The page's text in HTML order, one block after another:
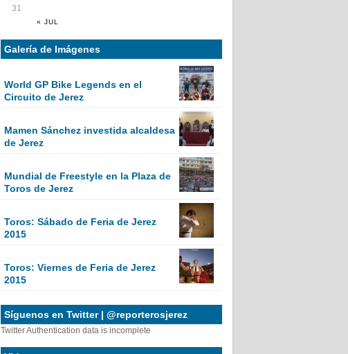
« JUL
31
Galería de Imágenes
World GP Bike Legends en el
Circuito de Jerez
Mamen Sánchez investida alcaldesa
de Jerez
Mundial de Freestyle en la Plaza de
Toros de Jerez
Toros: Sábado de Feria de Jerez
2015
Toros: Viernes de Feria de Jerez
2015
Síguenos en Twitter | @reporterosjerez
Twitter Authentication data is incomplete